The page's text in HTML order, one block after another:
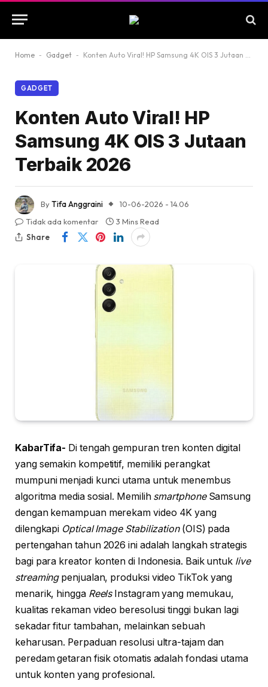
Home - Gadget - Konten Auto Viral! HP Samsung 4K OIS 3 Jutaan Terbaik 2026
GADGET
Konten Auto Viral! HP
Samsung 4K OIS 3 Jutaan
Terbaik 2026
ByTifa Anggraini
10-06-2026 - 14.06
Tidak ada komentar
3 Mins Read
Share
KabarTifa- Di tengah gempuran tren konten digital
yang semakin kompetitif, memiliki perangkat
mumpuni menjadi kunci utama untuk menembus
algoritma media sosial. Memilih smartphoneSamsung
dengan kemampuan merekam video 4K yang
dilengkapi Optical Image Stabilization(OIS) pada
pertengahan tahun 2026 ini adalah langkah strategis
bagi para kreator konten di Indonesia. Baik untuk live
streamingpenjualan, produksi video TikTok yang
menarik, hingga ReelsInstagram yang memukau,
kualitas rekaman video beresolusi tinggi bukan lagi
sekadar fitur tambahan, melainkan sebuah
keharusan. Perpaduan resolusi ultra-tajam dan
peredam getaran fisik otomatis adalah fondasi utama
untuk konten yang profesional.